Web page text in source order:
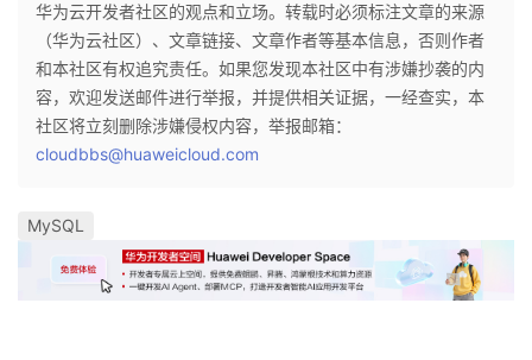
华为云开发者社区的观点和立场。转载时必须标注文章的来源
（华为云社区）、文章链接、文章作者等基本信息，否则作者
和本社区有权追究责任。如果您发现本社区中有涉嫌抄袭的内
容，欢迎发送邮件进行举报，并提供相关证据，一经查实，本
社区将立刻删除涉嫌侵权内容，举报邮箱：
cloudbbs@huaweicloud.com
MySQL